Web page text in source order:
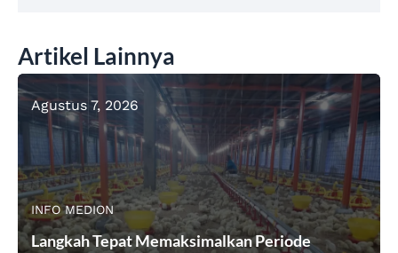
Artikel Lainnya
INFO MEDION
Agustus 7, 2026
Langkah Tepat Memaksimalkan Periode